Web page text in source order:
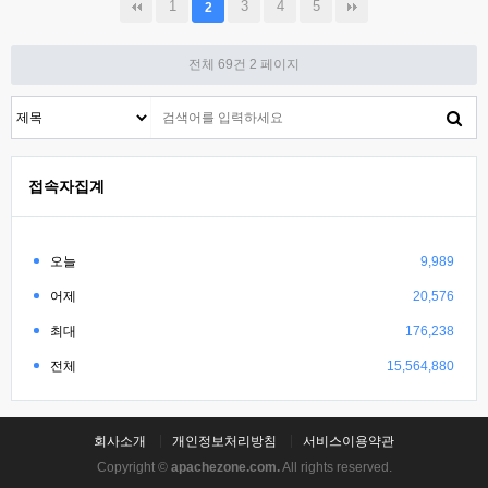
1 2 3 4 5
전체 69건 2 페이지
접속자집계
오늘 9,989
어제 20,576
최대 176,238
전체 15,564,880
회사소개 개인정보처리방침
서비스이용약관
Copyright © apachezone.com.All rights reserved.